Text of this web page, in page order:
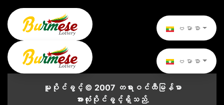
ဗမာစာ
ဗမာစာ
မူပိုင်ခွင့် © 2007 တရားဝင်ထီမြန်မာ
အားလုံးပိုင်ခွင့်ရှိသည်.